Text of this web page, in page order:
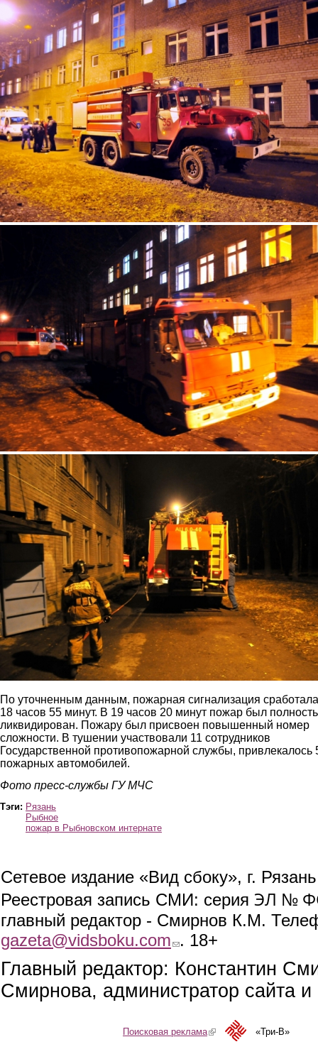
4.jpg
6.jpg
По уточненным данным, пожарная сигнализация
18 часов 55 минут. В 19 часов 20 минут пожар был
ликвидирован. Пожару был присвоен повышенный номер
сложности. В тушении участвовали 11 сотрудников
Государственной противопожарной службы, привлекалось
пожарных автомобилей.
Фото пресс-службы ГУ МЧС
Тэги: Рязань
Рыбное
пожар в Рыбновском интернате
Сетевое издание «Вид сбоку», г.
Реестровая запись СМИ: серия ЭЛ №
главный редактор - Смирнов К.М.
gazeta@vidsboku.com (link sends e-mail)
. 18+
Главный редактор: Константин
Смирнова, администратор сайта
Поисковая реклама(link is external)«Три-В»